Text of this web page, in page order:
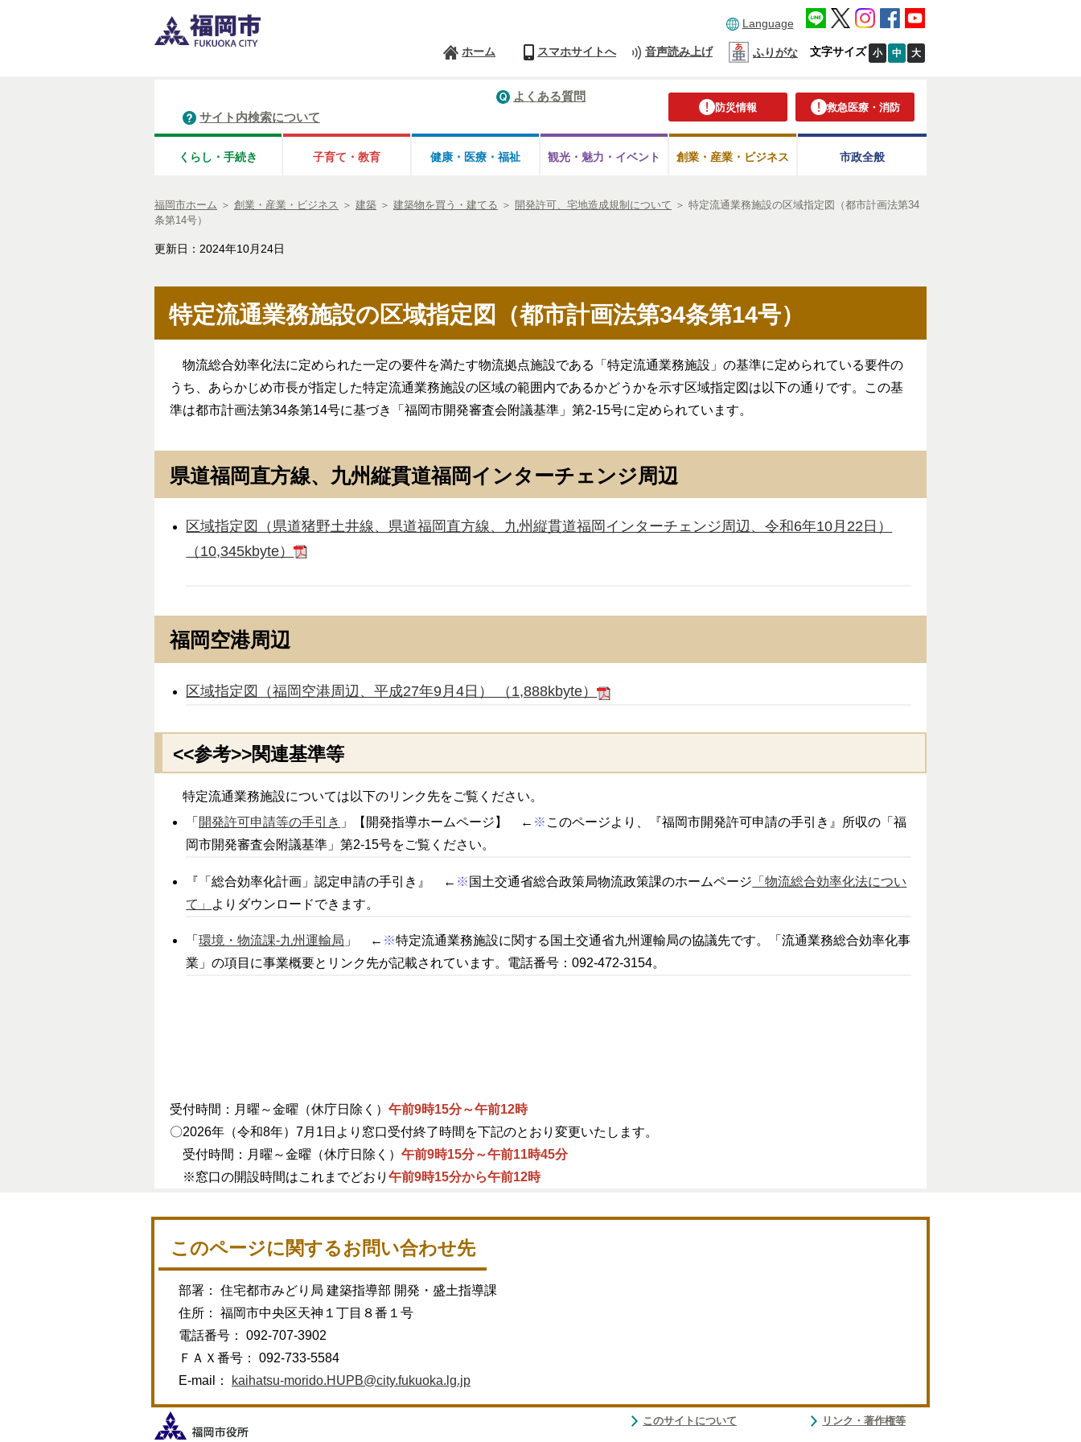
Language
ホーム スマホサイトへ 音声読み上げ ふりがな 文字サイズ 小 中 大
防災情報 救急医療・消防
よくある質問
サイト内検索について
くらし・手続き 子育て・教育 健康・医療・ 福祉 観光・魅力・ イベント 創業・産業・ビジネス 市政全般
福岡市ホーム ＞ 創業・産業・ビジネス ＞ 建築 ＞ 建築物を買う・建てる ＞ 開発許可、宅地造成規制について ＞ 特定流通業務施設の区域指定図（都市計画法第34
条第14号）
更新日：2024年10月24日
特定流通業務施設の区域指定図（都市計画法第34条第14号）
物流総合効率化法に定められた一定の要件を満たす物流拠点施設である「特定流通業務施設」の基準に定められている要件の
うち、あらかじめ市長が指定した特定流通業務施設の区域の範囲内であるかどうかを示す区域指定図は以下の通りです。この基
準は都市計画法第34条第14号に基づき「福岡市開発審査会附議基準」第2-15号に定められています。
県道福岡直方線、九州縦貫道福岡インターチェンジ周辺
区域指定図（県道猪野土井線、県道福岡直方線、九州縦貫道福岡インターチェンジ周辺、令和6年10月22日）
（10,345kbyte）
福岡空港周辺
区域指定図（福岡空港周辺、平成27年9月4日） （1,888kbyte）
<<参考>>関連基準等
特定流通業務施設については以下のリンク先をご覧ください。
「 開発許可申請等の手引き 」【開発指導ホームページ】 ← ※ このページより、『福岡市開発許可申請の手引き』所収の「福
岡市開発審査会附議基準」第2-15号をご覧ください。
『「総合効率化計画」認定申請の手引き』 ← ※ 国土交通省総合政策局物流政策課のホームページ 「物流総合効率化法につい
て」
よりダウンロードできます。
「環境・物流課-九州運輸局 」 ← ※特定流通業務施設に関する国土交通省九州運輸局の協議先です。「流通業務総合効率化事
業」の項目に事業概要とリンク先が記載されています。電話番号：092-472-3154。
受付時間：月曜～金曜（休庁日除く）午前9時15分～午前12時
〇2026年（令和8年）7月1日より窓口受付終了時間を下記のとおり変更いたします。
受付時間：月曜～金曜（休庁日除く）午前9時15分～午前11時45分
※窓口の開設時間はこれまでどおり午前9時15分から午前12時
このページに関するお問い合わせ先
部署： 住宅都市みどり局 建築指導部 開発・盛土指導課
住所： 福岡市中央区天神１丁目８番１号
電話番号： 092-707-3902
ＦＡＸ番号： 092-733-5584
E-mail：
kaihatsu-morido.HUPB@city.fukuoka.lg.jp
このサイトについて リンク・著作権等